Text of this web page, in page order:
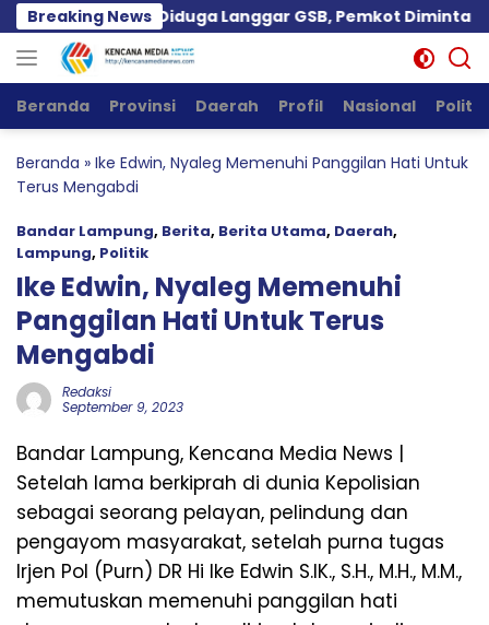
Langsung
ke
konten
Breaking News
Kartini Diduga Langgar GSB, Pemkot Diminta
Beranda Provinsi Daerah Profil Nasional Politik
Beranda » Ike Edwin, Nyaleg Memenuhi Panggilan Hati Untuk
Terus Mengabdi
Bandar Lampung, Berita, Berita Utama, Daerah,
Lampung, Politik
Ike Edwin, Nyaleg Memenuhi
Panggilan Hati Untuk Terus
Mengabdi
Redaksi
September 9, 2023
Bandar Lampung, Kencana Media News |
Setelah lama berkiprah di dunia Kepolisian
sebagai seorang pelayan, pelindung dan
pengayom masyarakat, setelah purna tugas
Irjen Pol (Purn) DR Hi Ike Edwin S.IK., S.H., M.H., M.M.,
memutuskan memenuhi panggilan hati